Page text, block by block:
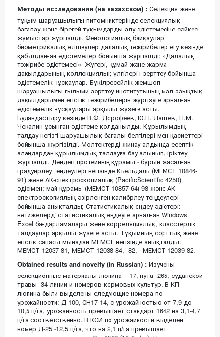
Методы исследования (на казахском) : Селекция және
тұқым шаруашылығы питомниктерінде селекциялық
бағалау және бірегей тұқымдарды алу әдістемесіне сәйкес
жұмыстар жүргізілді. Фенологиялық байқаулар,
биометрикалық өлшеулер далалық тәжірибелер егу кезінде
қабылданған әдістемелер бойынша жүргізілді: «Далалық
тәжірибе әдістемесі»; Жүгері, құмай және жарма
дақылдарының коллекциялық үлгілерін зерттеу бойынша
әдістемелік нұсқаулар. Бүкілресейлік жемшөп
шаруашылығы ғылыми-зерттеу институтының мал азықтық
дақылдарымен егістік тәжірибелерін жүргізуге арналған
әдістемелік нұсқаулары арқылы жүзеге асты.
Будандастыру кезінде В.Ф. Дорофеев, Ю.П. Лаптев, Н.М.
Чекалин ұсынған әдістеме қолданылды. Құрылымдық
талдау негізгі шаруашылық-бағалы белгілері мен қасиеттері
бойынша жүргізілді. Мөлтектерді жинау алдында есептік
алаңдардан құрылымдық талдауға бау алынып, іріктеу
жүргізілді. Дәндегі протеиннің құрамы - бұрын жасалған
градуирлеу теңдеулері негізінде Къельдаль (МЕМСТ 10846-
91) және АК-спектроскопиялық (PacificScientific 4250)
әдісімен; май құрамы (МЕМСТ 10857-64) 98 және АК-
спектроскопиялық әзірленген калибрлеу теңдеулері
бойынша анықталды; Статистикалық өңдеу әдістері:
нәтижелерді статистикалық өңдеуге арналған Windows
Excel бағдарламалары және корреляциялық, класстерлік
талдаулар арқылы жүзеге асты. Тұқымның сорттық және
егістік сапасы мынадай МЕМСТ негізінде анықталды:
МЕМСТ 12037-81, МЕМСТ 12038-84, -82, - МЕМСТ 12039-82.
Obtained results and novelty (in Russian) : Изучены
селекционные материалы люпина – 17, нута -265, суданской
травы -34 линии и номеров кормовых культур. В КП
люпина были выделены следующие номера по
урожайности: Д-100, СН17-14, с урожайностью от 7,9 до
10,5 ц/га, урожайность превышает стандарт 1642 на 3,1-4,7
ц/га соответственно. В КСИ по урожайности выделен
номер Д-25 -12,5 ц/га, что на 2,1 ц/га превышает